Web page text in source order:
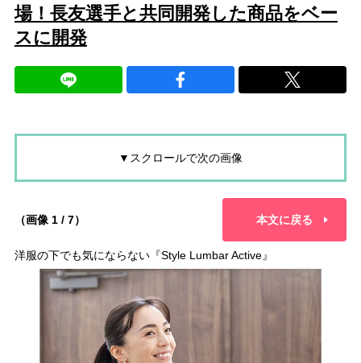
場！長友選手と共同開発した商品をベー
スに開発
▼スクロールで次の画像
（画像 1 / 7） 本文に戻る
洋服の下でも気にならない『Style Lumbar Active』